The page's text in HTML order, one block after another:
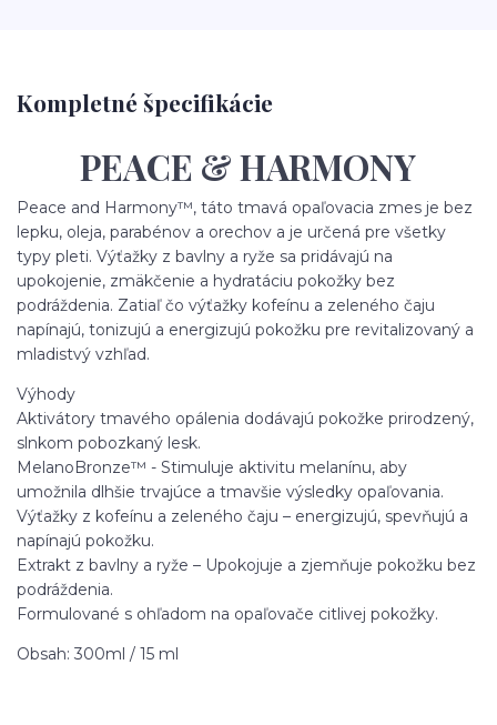
Kompletné špecifikácie
PEACE & HARMONY
Peace and Harmony™, táto tmavá opaľovacia zmes je bez
lepku, oleja, parabénov a orechov a je určená pre všetky
typy pleti. Výťažky z bavlny a ryže sa pridávajú na
upokojenie, zmäkčenie a hydratáciu pokožky bez
podráždenia. Zatiaľ čo výťažky kofeínu a zeleného čaju
napínajú, tonizujú a energizujú pokožku pre revitalizovaný a
mladistvý vzhľad.
Výhody
Aktivátory tmavého opálenia dodávajú pokožke prirodzený,
slnkom pobozkaný lesk.
MelanoBronze™ - Stimuluje aktivitu melanínu, aby
umožnila dlhšie trvajúce a tmavšie výsledky opaľovania.
Výťažky z kofeínu a zeleného čaju – energizujú, spevňujú a
napínajú pokožku.
Extrakt z bavlny a ryže – Upokojuje a zjemňuje pokožku bez
podráždenia.
Formulované s ohľadom na opaľovače citlivej pokožky.
Obsah: 300ml / 15 ml